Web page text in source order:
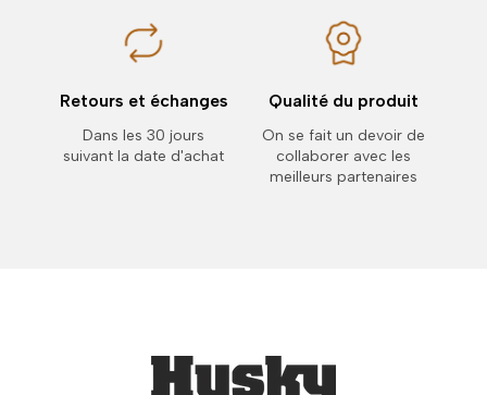
Retours et échanges
Dans les 30 jours
suivant la date d'achat
Qualité du produit
On se fait un devoir de
collaborer avec les
meilleurs partenaires